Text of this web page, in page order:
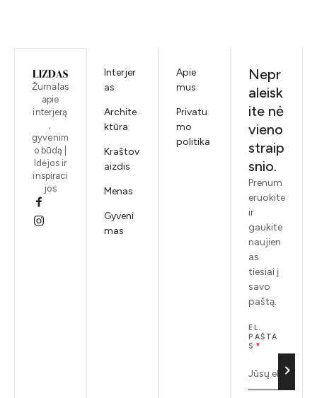
Žurnalas
apie
interjerą
gyvenim
o būdą |
Idėjos ir
inspiraci
jos
Interjer
as
Archite
ktūra
Kraštov
aizdis
Menas
Gyveni
mas
Apie
mus
Privatu
mo
politika
Nepr
aleisk
ite nė
vieno
straip
snio.
Prenum
eruokite
ir
gaukite
naujien
as
tiesiai į
savo
paštą.
EL.
PAŠTA
S